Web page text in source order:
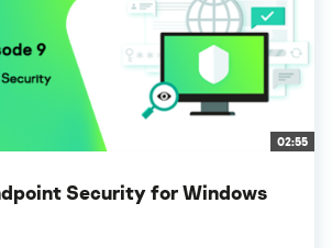
02:55
Security for Windows